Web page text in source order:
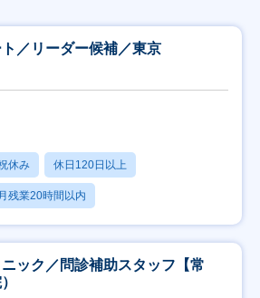
／リーダー候補／東京
休み 休日120日以上
月残業20時間以内
ック／問診補助スタッフ【常